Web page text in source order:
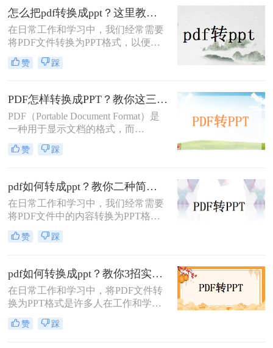
用，但PPT（PowerPoint）则因其动态
演示功能而备受青睐。那么pdf怎么转
换成ppt呢？本文将介绍三种将PDF转
换为PPT的高效方法，帮助您轻松完
成格式转换。
怎么把pdf转换成ppt？这里教你这四种方法！
在日常工作和学习中，我们经常需要
将PDF文件转换为PPT格式，以便更
好地进行演示和编辑。那么怎么把
PDF转换成PPT呢？以下将介绍三种
PDF到PPT的转换。
赞 踩
PDF怎样转换成PPT？教你这三种转换方法！
PDF（Portable Document Format）是
一种用于显示文档的格式，而
PPT（PowerPoint）是一种用于演示的
文件格式。PDF文件常用于保存文档
文件转换为PPT格式以便于制作演示
文稿。那么PDF怎样转换成PPT呢？
在本文中，我们将介绍三种方法，以
帮助您将PDF文件转换为PPT文件。
赞 踩
pdf如何转成ppt？教你二种简单实用的转换方法!
在日常工作和学习中，我们经常需要
将PDF文件中的内容转换为PPT格
式，以便于演示和分享。那么PDF如
何转成PPT呢？以下是两种常用的方
换。
赞 踩
pdf如何转换成ppt？教你3招实用方法轻松搞定！
在日常工作和学习中，将PDF文件转
换为PPT格式是许多人在工作和学习
中常遇到的需求，特别是当需要将
PDF中的内容进行编辑、演示或分享
赞 踩